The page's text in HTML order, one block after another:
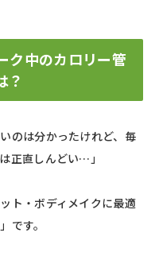
ク中のカロリー管
？
のは分かったけれど、毎
正直しんどい…」
ト・ボディメイクに最適
です。